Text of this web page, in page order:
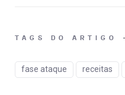
TAGS DO ARTIGO
fase ataque receitas